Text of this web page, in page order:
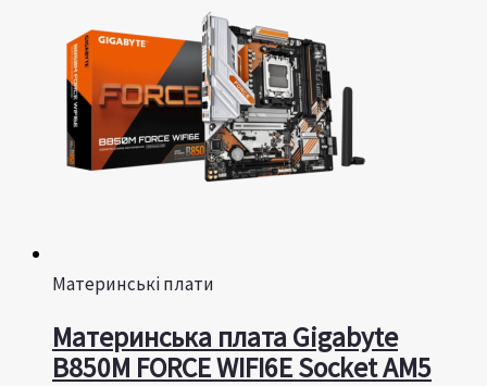
Материнські плати
Материнська плата Gigabyte
B850M FORCE WIFI6E Socket AM5